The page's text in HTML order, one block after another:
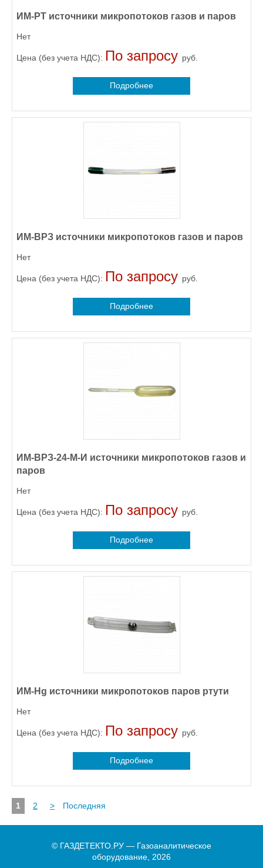
ИМ-РТ источники микропотоков газов и паров
Нет
Цена (без учета НДС): По запросу руб.
Подробнее
ИМ-ВРЗ источники микропотоков газов и паров
Нет
Цена (без учета НДС): По запросу руб.
Подробнее
ИМ-ВРЗ-24-М-И источники микропотоков газов и
паров
Нет
Цена (без учета НДС): По запросу руб.
Подробнее
ИМ-Hg источники микропотоков паров ртути
Нет
Цена (без учета НДС): По запросу руб.
Подробнее
1 2 > Последняя
© ГАЗДЕТЕКТО.РУ — Газоаналитическое
оборудование, 2026